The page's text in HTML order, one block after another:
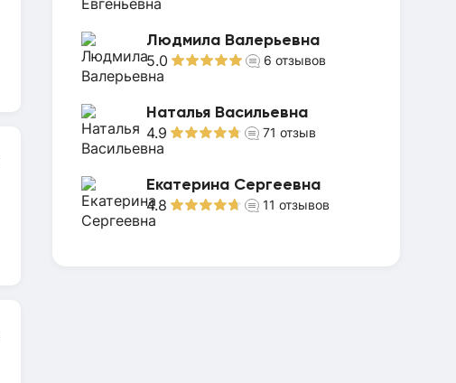
Людмила Валерьевна
5.0 6 отзывов
Наталья Васильевна
4.9 71 отзыв
Екатерина Сергеевна
4.8 11 отзывов